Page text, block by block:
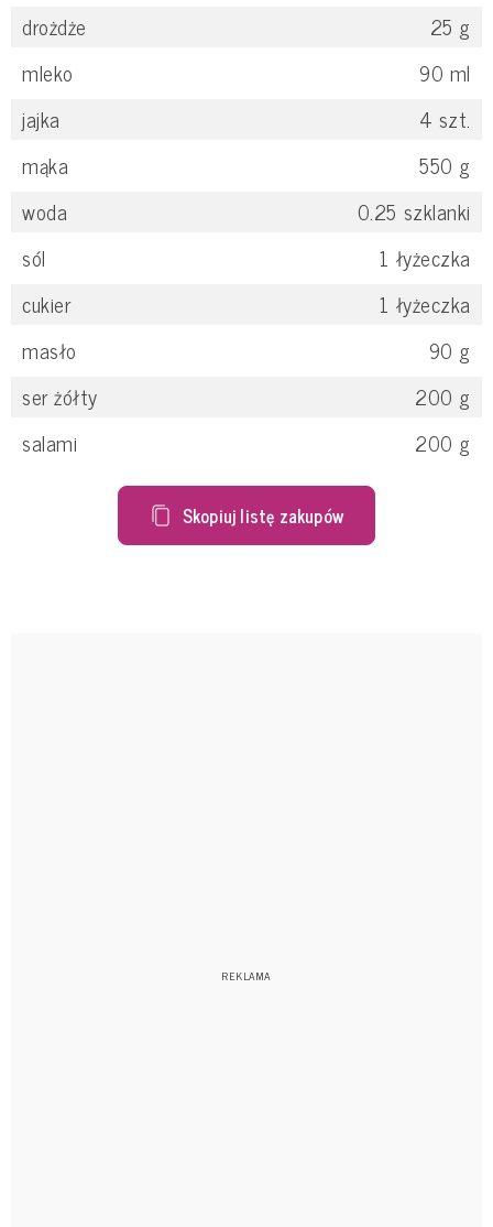
drożdże 25 g
mleko
90 ml
jajka
4 szt.
mąka
550 g
woda
0.25 szklanki
sól
1 łyżeczka
cukier
1 łyżeczka
masło
90 g
ser żółty
200 g
salami
200 g
Skopiuj listę zakupów